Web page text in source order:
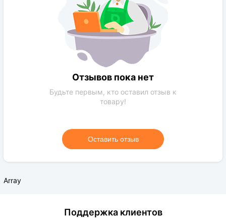
Отзывов пока нет
Будьте первым, кто оставил отзыв к
товару!
Оставить отзыв
Array
Поддержка клиентов